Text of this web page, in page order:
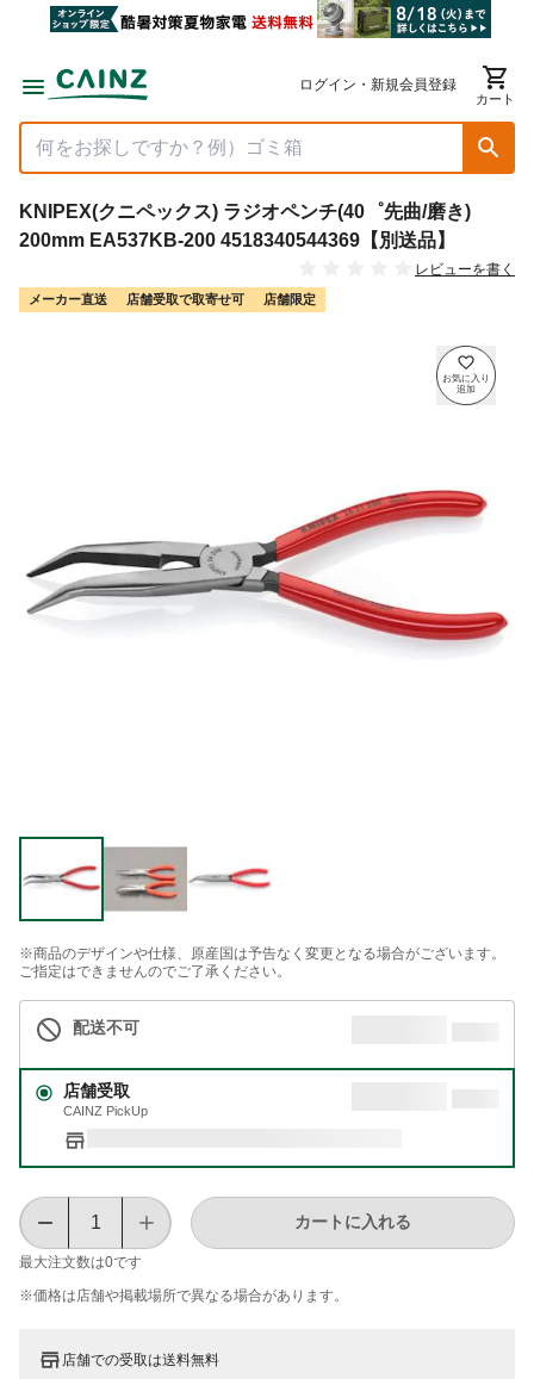
ログイン・新規会員登録
カート
KNIPEX(クニペックス) ラジオペンチ(40゜先曲/磨き)
200mm EA537KB-200 4518340544369【別送品】
レビューを書く
メーカー直送 店舗受取で取寄せ可 店舗限定
※商品のデザインや仕様、原産国は予告なく変更となる場合がございます。
ご指定はできませんのでご了承ください。
配送不可
店舗受取
CAINZ PickUp
最大注文数は0です
カートに入れる
※価格は​店舗や​掲載場所で​異なる​場合が​あります。
店舗での受取は送料無料